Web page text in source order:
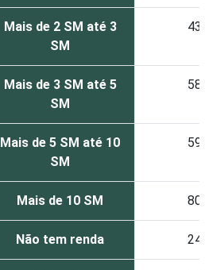
Mais de 2 SM até 3
SM
43
Mais de 3 SM até 5
SM
58
Mais de 5 SM até 10
SM
59
Mais de 10 SM 80
Não tem renda 24